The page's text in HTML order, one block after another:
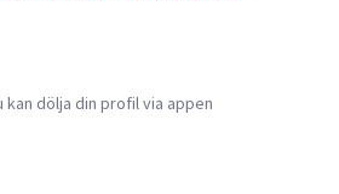
kan dölja din profil via appen